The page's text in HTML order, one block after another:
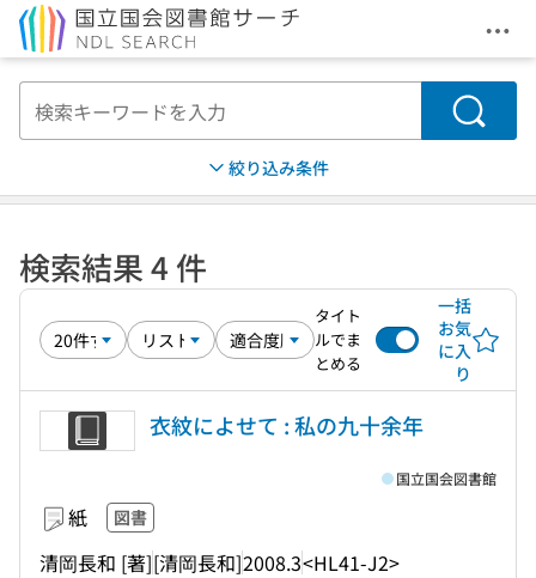
メ
検索
絞り込み条件
検索結果 4 件
タイト
ルでま
とめる
一括
お気
に入
り
衣紋によせて : 私の九十余年
紙 図書
清岡長和 [著][清岡長和]2008.3<HL41-J2>
国立国会図書館